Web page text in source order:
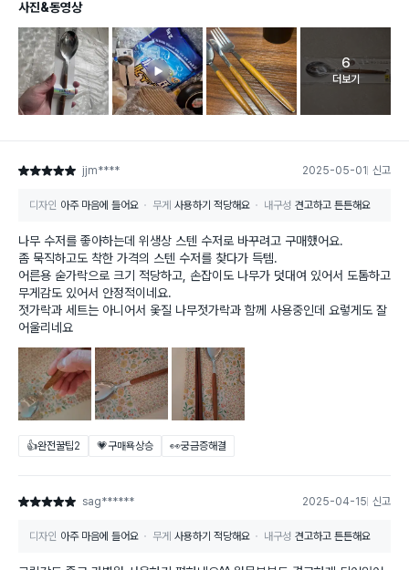
사진&동영상
고객 리뷰
6
더보기
별점 5점 jjm**** 2025-05-01 신고
디자인 아주 마음에 들어요 무게 사용하기 적당해요 내구성 견고하고 튼튼해요
나무 수저를 좋아하는데 위생상 스텐 수저로 바꾸려고 구매했어요.
좀 묵직하고도 착한 가격의 스텐 수저를 찾다가 득템.
어른용 숟가락으로 크기 적당하고, 손잡이도 나무가 덧대여 있어서 도톰하고
무게감도 있어서 안정적이네요.
젓가락과 세트는 아니어서 옻질 나무젓가락과 함께 사용중인데 요렇게도 잘
어울리네요
👍완전꿀팁2 💗구매욕상승 👀궁금증해결
별점 5점 sag****** 2025-04-15 신고
디자인 아주 마음에 들어요 무게 사용하기 적당해요 내구성 견고하고 튼튼해요